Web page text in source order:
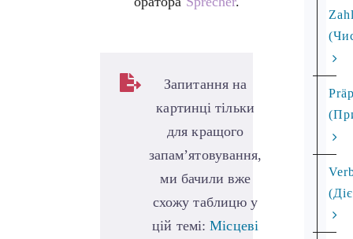
Запитання на
картинці тільки
для кращого
запам’ятовування,
ми бачили вже
схожу таблицю у
цій темі: Місцеві